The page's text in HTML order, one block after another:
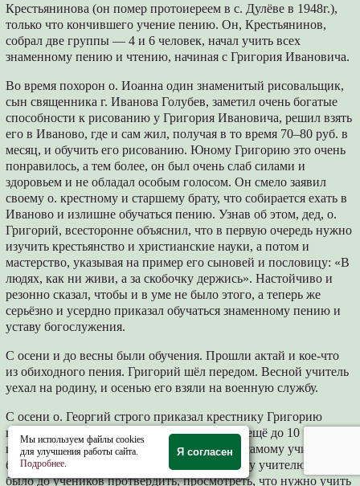
Крестьянинова (он помер протоиереем в с. Дулёве в 1948г.),
только что кончившего учение пению. Он, Крестьянинов,
собрал две группы — 4 и 6 человек, начал учить всех
знаменному пению и чтению, начиная с Григория Ивановича.
Во время похорон о. Иоанна один знаменитый рисовальщик,
сын священника г. Иванова Голубев, заметил очень богатые
способности к рисованию у Григория Ивановича, решил взять
его в Иваново, где и сам жил, получая в то время 70–80 руб. в
месяц, и обучить его рисованию. Юному Григорию это очень
понравилось, а тем более, он был очень слаб силами и
здоровьем и не обладал особым голосом. Он смело заявил
своему о. крестному и старшему брату, что собирается ехать в
Иваново и излишне обучаться пению. Узнав об этом, дед, о.
Григорий, всесторонне объяснил, что в первую очередь нужно
изучить крестьянство и христианские науки, а потом и
мастерство, указывая на пример его сыновей и пословицу: «В
людях, как ни живи, а за скобочку держись». Настойчиво и
резонно сказал, чтобы и в уме не было этого, а теперь же
серьёзно и усердно приказал обучаться знаменному пению и
уставу богослужения.
С осени и до весны были обучения. Прошли актай и кое-что
из обиходного пения. Григорий шёл передом. Весной учитель
уехал на родину, и осенью его взяли на военную службу.
С осени о. Георгий строго приказал крестнику Григорию
продолжать изучение пения, и вновь взяли ещё до 10 человек,
и юноше Григорию поручено учить всех и самому учиться и
быть уставщиком левого крылоса. Молодому учителю нужно
было до учеников протвердить, просмотреть, что нужно учить
Мы используем файлы cookies
для улучшения работы сайта.
Подробнее.
Я согласен